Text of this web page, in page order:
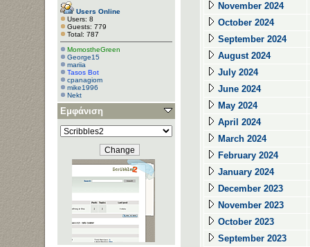
Users Online
Users: 8
Guests: 779
Total: 787
MomostheGreen
George15
mariia
Tasos Bot
cpanagiom
mike1996
Nekt
Εμφάνιση
November 2024
October 2024
September 2024
August 2024
July 2024
June 2024
May 2024
April 2024
March 2024
February 2024
January 2024
December 2023
November 2023
October 2023
September 2023